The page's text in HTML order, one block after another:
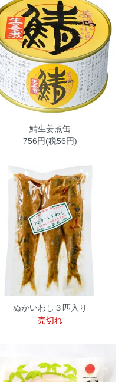
鯖生姜煮缶
756円(税56円)
ぬかいわし３匹入り
売切れ